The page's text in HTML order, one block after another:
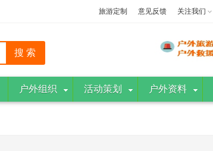
旅游定制 意见反馈 关注我们
户外组织 活动策划 户外资料